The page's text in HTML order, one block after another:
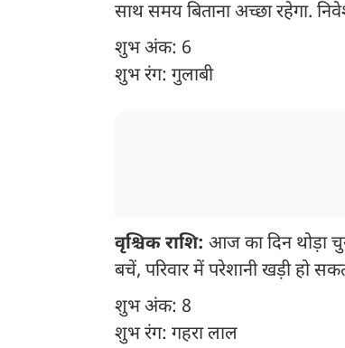
साथ समय बिताना अच्छा रहेगा.
शुभ अंक: 6
शुभ रंग: गुलाबी
वृश्चिक राशि: आज का दिन थोड़ा
बचें, परिवार में परेशानी खड़ी हो
शुभ अंक: 8
शुभ रंग: गहरा लाल